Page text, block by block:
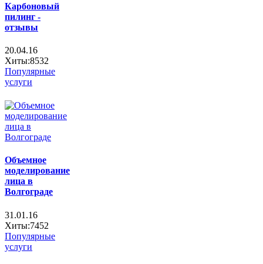
Карбоновый
пилинг -
отзывы
20.04.16
Хиты:8532
Популярные
услуги
Объемное
моделирование
лица в
Волгограде
31.01.16
Хиты:7452
Популярные
услуги